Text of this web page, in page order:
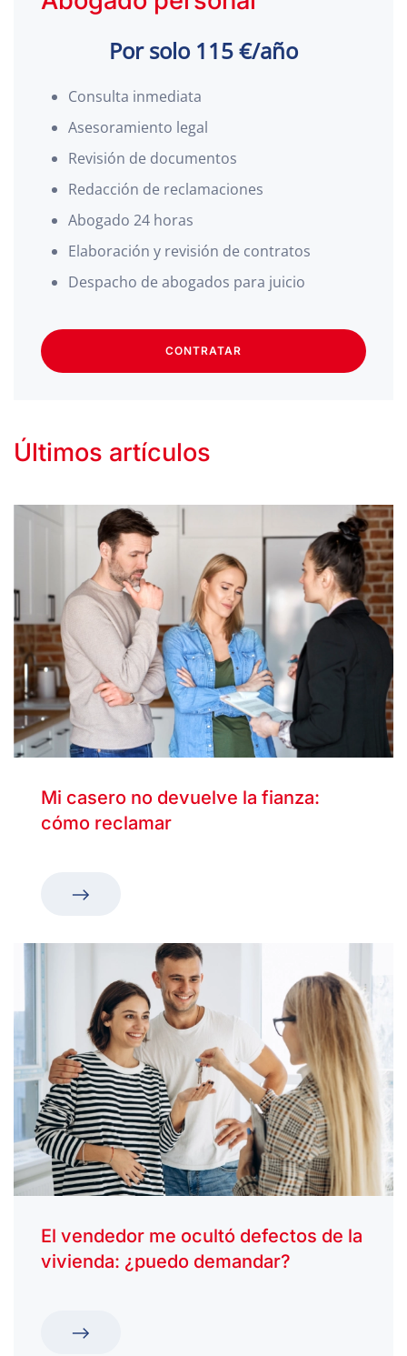
Por solo 115 €/año
Consulta inmediata
Asesoramiento legal
Revisión de documentos
Redacción de reclamaciones
Abogado 24 horas
Elaboración y revisión de contratos
Despacho de abogados para juicio
CONTRATAR
Últimos artículos
Mi casero no devuelve la fianza:
cómo reclamar
El vendedor me ocultó defectos de la
vivienda: ¿puedo demandar?